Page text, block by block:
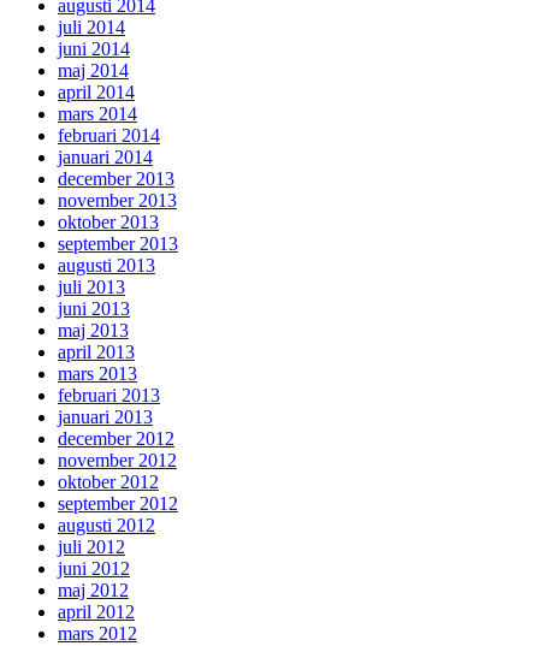
augusti 2014
juli 2014
juni 2014
maj 2014
april 2014
mars 2014
februari 2014
januari 2014
december 2013
november 2013
oktober 2013
september 2013
augusti 2013
juli 2013
juni 2013
maj 2013
april 2013
mars 2013
februari 2013
januari 2013
december 2012
november 2012
oktober 2012
september 2012
augusti 2012
juli 2012
juni 2012
maj 2012
april 2012
mars 2012